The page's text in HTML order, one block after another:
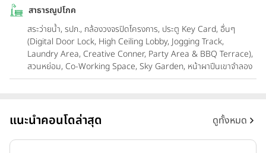
สาธารณูปโภค
สระว่ายน้ำ, รปภ., กล้องวงจรปิดโครงการ, ประตู Key Card, อื่นๆ
(Digital Door Lock, High Ceiling Lobby, Jogging Track,
Laundry Area, Creative Conner, Party Area & BBQ Terrace),
สวนหย่อม, Co-Working Space, Sky Garden, หน้าผาปีนเขาจำลอง
แนะนำคอนโดล่าสุด ดูทั้งหมด